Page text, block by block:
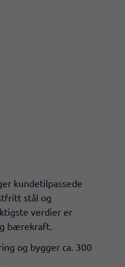
kundetilpassede
stål og
verdier er
bærekraft.
og bygger ca. 300